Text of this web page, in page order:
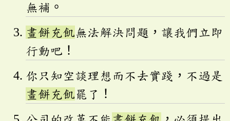
無補。
畫餅充飢無法解決問題，讓我們立即
行動吧！
你只知空談理想而不去實踐，不過是
畫餅充飢罷了！